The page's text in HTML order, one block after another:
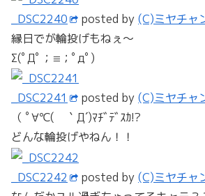
_DSC2240 posted by (C)ミヤチャ
縁日でが輪投げもねぇ～
Σ(ﾟДﾟ；≡；ﾟдﾟ)
_DSC2241 posted by (C)ミヤチャ
（ ﾟ∀℃( ｀Д´)ﾏﾁﾞﾃﾞｽｶ!?
どんな輪投げやねん！！
_DSC2242 posted by (C)ミヤチャ